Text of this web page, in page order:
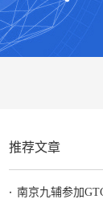
推荐文章
南京九辅参加